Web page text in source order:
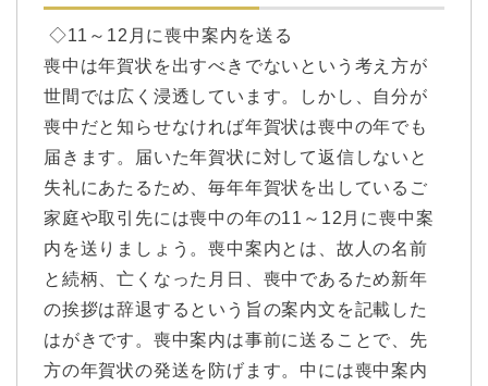
◇11～12月に喪中案内を送る
喪中は年賀状を出すべきでないという考え方が
世間では広く浸透しています。しかし、自分が
喪中だと知らせなければ年賀状は喪中の年でも
届きます。届いた年賀状に対して返信しないと
失礼にあたるため、毎年年賀状を出しているご
家庭や取引先には喪中の年の11～12月に喪中案
内を送りましょう。喪中案内とは、故人の名前
と続柄、亡くなった月日、喪中であるため新年
の挨拶は辞退するという旨の案内文を記載した
はがきです。喪中案内は事前に送ることで、先
方の年賀状の発送を防げます。中には喪中案内